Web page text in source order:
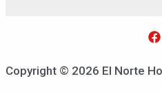
Copyright © 2026 El Norte